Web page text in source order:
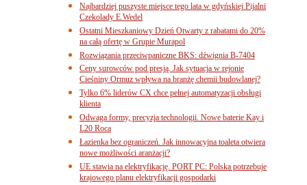
Najbardziej puszyste miejsce tego lata w gdyńskiej Pijalni
Czekolady E.Wedel
Ostatni Mieszkaniowy Dzień Otwarty z rabatami do 20%
na całą ofertę w Grupie Murapol
Rozwiązania przeciwpaniczne BKS: dźwignia B-7404
Ceny surowców pod presją. Jak sytuacja w rejonie
Cieśniny Ormuz wpływa na branżę chemii budowlanej?
Tylko 6% liderów CX chce pełnej automatyzacji obsługi
klienta
Odwaga formy, precyzja technologii. Nowe baterie Kay i
L20 Roca
Łazienka bez ograniczeń. Jak innowacyjna toaleta otwiera
nowe możliwości aranżacji?
UE stawia na elektryfikację. PORT PC: Polska potrzebuje
krajowego planu elektryfikacji gospodarki